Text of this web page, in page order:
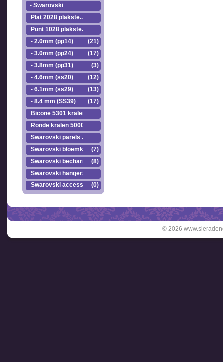
- Swarovski
Plat 2028 plakste..
Punt 1028 plakste..
- 2.0mm (pp14)
(21)
- 3.0mm (pp24)
(17)
- 3.8mm (pp31)
(3)
- 4.6mm (ss20)
(12)
- 6.1mm (ss29)
(13)
- 8.4 mm (SS39)
(17)
Bicone 5301 kralen.
Ronde kralen 5000
Swarovski parels ..
Swarovski bloemkr..
(7)
Swarovski becharmed(8)
Swarovski hangers
Swarovski accesso..
(0)
© 2026